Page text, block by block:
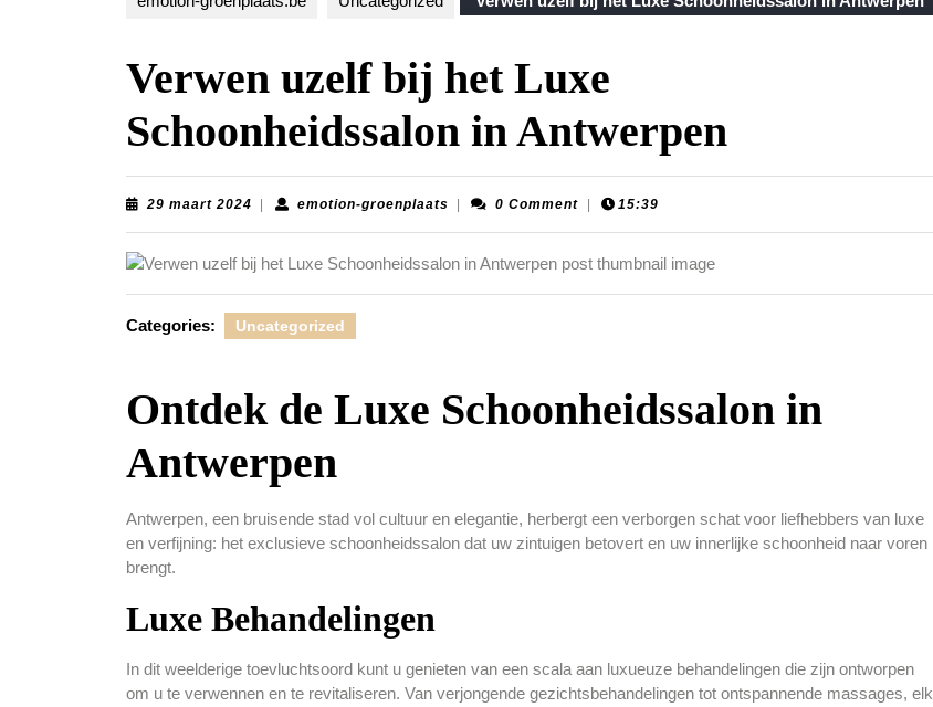
Verwen uzelf bij het Luxe
Schoonheidssalon in Antwerpen
29 maart 2024 29
emotion-groenplaatsemotion-0 Comment 15:39
Categories: Uncategorized
Ontdek de Luxe Schoonheidssalon in
Antwerpen
Antwerpen, een bruisende stad vol cultuur en elegantie, herbergt een verborgen schat voor liefhebbers van luxe
en verfijning: het exclusieve schoonheidssalon dat uw zintuigen betovert en uw innerlijke schoonheid naar voren
brengt.
Luxe Behandelingen
In dit weelderige toevluchtsoord kunt u genieten van een scala aan luxueuze behandelingen die zijn ontworpen
om u te verwennen en te revitaliseren. Van verjongende gezichtsbehandelingen tot ontspannende massages, elk